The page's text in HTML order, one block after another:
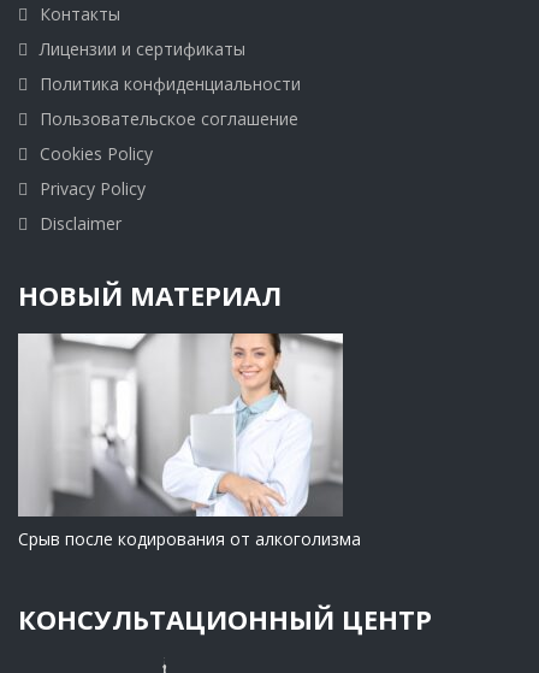
Контакты
Лицензии и сертификаты
Политика конфиденциальности
Пользовательское соглашение
Cookies Policy
Privacy Policy
Disclaimer
НОВЫЙ МАТЕРИАЛ
Срыв после кодирования от алкоголизма
КОНСУЛЬТАЦИОННЫЙ ЦЕНТР